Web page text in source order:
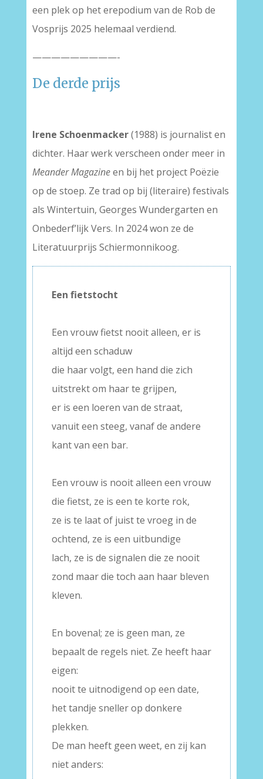
een plek op het erepodium van de Rob de
Vosprijs 2025 helemaal verdiend.
—————————-
De derde prijs
Irene Schoenmacker(1988) is journalist en
dichter. Haar werk verscheen onder meer in
Meander Magazineen bij het project Poëzie
op de stoep. Ze trad op bij (literaire) festivals
als Wintertuin, Georges Wundergarten en
Onbederf’lijk Vers. In 2024 won ze de
Literatuurprijs Schiermonnikoog.
Een fietstocht
Een vrouw fietst nooit alleen, er is
altijd een schaduw
die haar volgt, een hand die zich
uitstrekt om haar te grijpen,
er is een loeren van de straat,
vanuit een steeg, vanaf de andere
kant van een bar.
Een vrouw is nooit alleen een vrouw
die fietst, ze is een te korte rok,
ze is te laat of juist te vroeg in de
ochtend, ze is een uitbundige
lach, ze is de signalen die ze nooit
zond maar die toch aan haar bleven
kleven.
En bovenal; ze is geen man, ze
bepaalt de regels niet. Ze heeft haar
eigen:
nooit te uitnodigend op een date,
het tandje sneller op donkere
plekken.
De man heeft geen weet, en zij kan
niet anders: